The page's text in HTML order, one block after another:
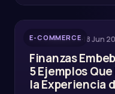
E-COMMERCE
E-COMMERCE· 18 Jun
Finanzas
5 Ejemplos
la Experiencia